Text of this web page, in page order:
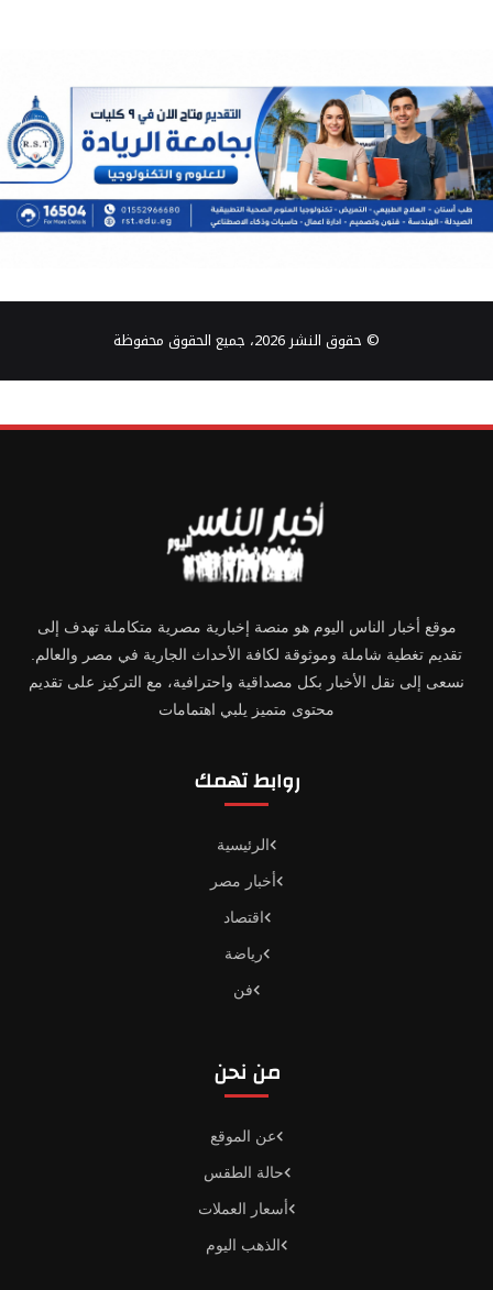
© حقوق النشر 2026، جميع الحقوق محفوظة
موقع أخبار الناس اليوم هو منصة إخبارية مصرية متكاملة تهدف إلى
تقديم تغطية شاملة وموثوقة لكافة الأحداث الجارية في مصر والعالم.
نسعى إلى نقل الأخبار بكل مصداقية واحترافية، مع التركيز على تقديم
محتوى متميز يلبي اهتمامات
روابط تهمك
الرئيسية
أخبار مصر
اقتصاد
رياضة
فن
من نحن
عن الموقع
حالة الطقس
أسعار العملات
الذهب اليوم